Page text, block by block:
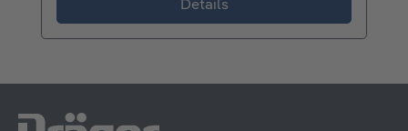
Details